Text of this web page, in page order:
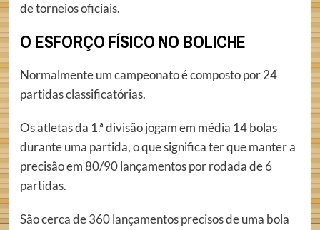
de torneios oficiais.
O ESFORÇO FÍSICO NO BOLICHE
Normalmente um campeonato é composto por 24
partidas classificatórias.
Os atletas da 1.ª divisão jogam em média 14 bolas
durante uma partida, o que significa ter que manter a
precisão em 80/90 lançamentos por rodada de 6
partidas.
São cerca de 360 lançamentos precisos de uma bola